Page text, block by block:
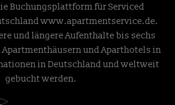
Buchungsplattform für Serviced
www.apartmentservice.de.
und längere Aufenthalte bis sechs
Apartmenthäusern und Aparthotels in
in Deutschland und weltweit
gebucht werden.